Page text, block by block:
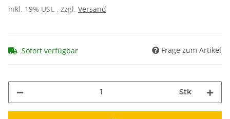
inkl. 19% USt. , zzgl. Versand
Sofort verfügbar Frage zum Artikel
Stk